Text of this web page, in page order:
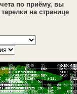
по приёму, вы
на странице